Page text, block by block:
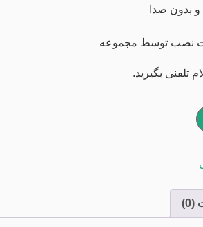
بدون صدا
تلفنی بگیرید.